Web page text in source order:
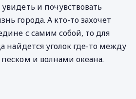
и почувствовать
города. А кто-то захочет
с самим собой, то для
найдется уголок где-то между
и волнами океана.